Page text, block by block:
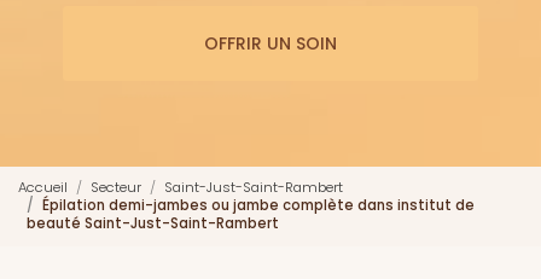
OFFRIR UN SOIN
Accueil Secteur
Saint-Just-Saint-Rambert
Épilation demi-jambes ou jambe complète dans institut de
beauté Saint-Just-Saint-Rambert